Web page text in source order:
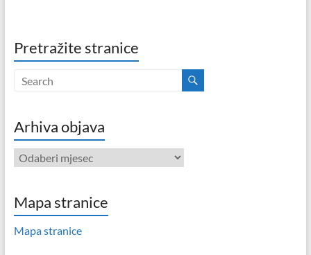
Pretražite stranice
Arhiva objava
Arhiva
objava
Mapa stranice
Mapa stranice